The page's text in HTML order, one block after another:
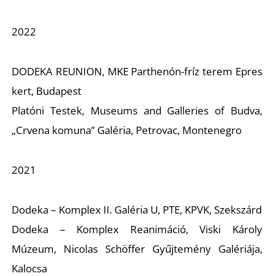
2022
DODEKA REUNION, MKE Parthenón-fríz terem Epres
kert, Budapest
Platóni Testek, Museums and Galleries of Budva,
„Crvena komuna” Galéria, Petrovac, Montenegro
2021
Dodeka – Komplex II. Galéria U, PTE, KPVK, Szekszárd
Dodeka – Komplex Reanimáció, Viski Károly
Múzeum, Nicolas Schöffer Gyűjtemény Galériája,
Kalocsa